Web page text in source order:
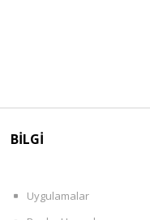
BİLGİ
Uygulamalar